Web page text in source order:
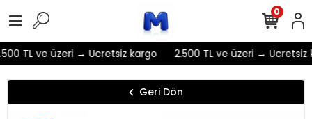
TL ve üzeri → Ücretsiz kargo 2.500 TL ve üzeri → Ücretsiz
0
Geri Dön